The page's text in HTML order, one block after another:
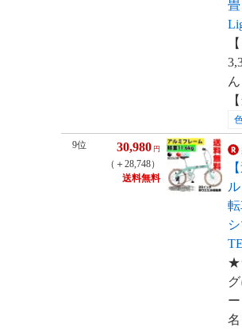
畳
9位 30,980 円
（＋28,748）
送料無料